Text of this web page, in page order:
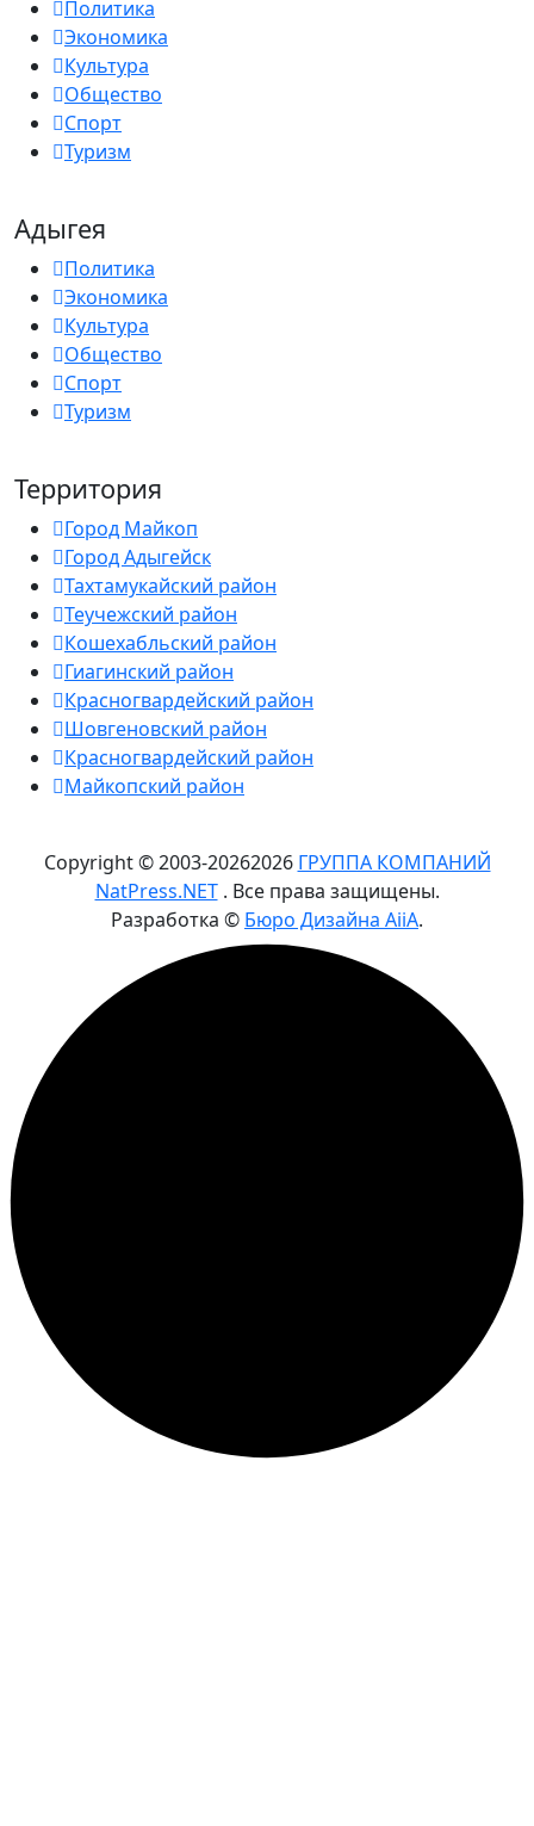
Политика
Экономика
Культура
Общество
Спорт
Туризм
Адыгея
Политика
Экономика
Культура
Общество
Спорт
Туризм
Территория
Город Майкоп
Город Адыгейск
Тахтамукайский район
Теучежский район
Кошехабльский район
Гиагинский район
Красногвардейский район
Шовгеновский район
Красногвардейский район
Майкопский район
Copyright © 2003-20262026 ГРУППА КОМПАНИЙ
NatPress.NET. Все права защищены.
Разработка © Бюро Дизайна AiiA.